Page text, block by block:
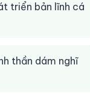
triển bản lĩnh cá
thần dám nghĩ